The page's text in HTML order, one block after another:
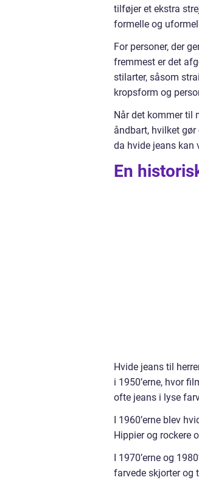
tilføjer et ekstra
formelle og
For personer, der
fremmest er det
stilarter, såsom
kropsform og
Når det kommer til
åndbart, hvilket
da hvide jeans
En
Hvide jeans til
i 1950’erne, hvor
ofte jeans i lyse
I 1960’erne blev
Hippier og rockere
I 1970’erne og
farvede skjorter og